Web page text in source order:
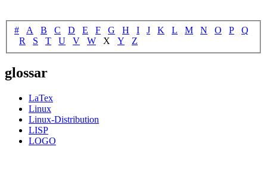
# A B C D E F G H I J K L M N O P
Q
R
S T U V W X Y Z
glossar
LaTex
Linux
Linux-Distribution
LISP
LOGO